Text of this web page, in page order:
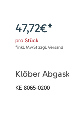
47,72€*
pro Stück
*inkl. MwSt zzgl. Versand
Klöber
KE 8065-0200